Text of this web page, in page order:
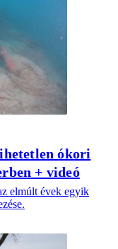
ókori
+ videó
elmúlt évek egyik